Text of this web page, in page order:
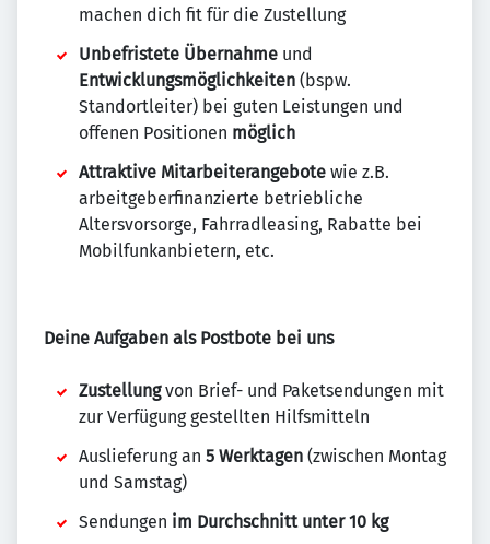
machen dich fit für die Zustellung
Unbefristete Übernahme und
Entwicklungsmöglichkeiten (bspw.
Standortleiter) bei guten Leistungen und
offenen Positionen möglich
Attraktive Mitarbeiterangebote wie z.B.
arbeitgeberfinanzierte betriebliche
Altersvorsorge, Fahrradleasing, Rabatte bei
Mobilfunkanbietern, etc.
Deine Aufgaben als Postbote bei uns
Zustellungvon Brief- und Paketsendungen mit
zur Verfügung gestellten Hilfsmitteln
Auslieferung an 5 Werktagen (zwischen Montag
und Samstag)
Sendungen im Durchschnitt unter 10 kg